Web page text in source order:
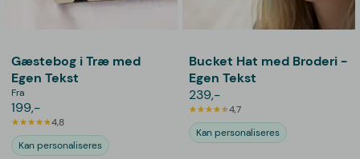
Gæstebog i Træ med
Egen Tekst
Fra
199,-
4,8
Kan personaliseres
Bucket Hat med Broderi -
Egen Tekst
239,-
4,7
Kan personaliseres